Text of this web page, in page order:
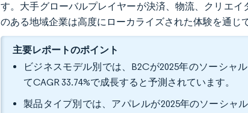
す。大手グローバルプレイヤーが決済、物流、クリエ
のある地域企業は高度にローカライズされた体験を通じ
主要レポートのポイント
ビジネスモデル別では、B2Cが2025年のソーシャ
てCAGR 33.74%で成長すると予測されています。
製品タイプ別では、アパレルが2025年のソーシャ